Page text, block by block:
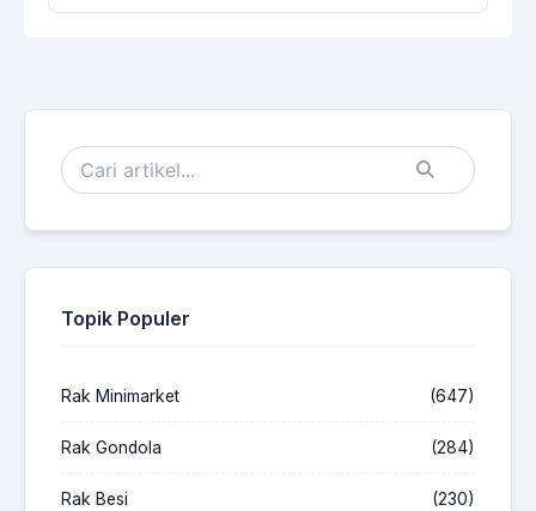
Topik Populer
Rak Minimarket (647)
Rak Gondola (284)
Rak Besi (230)